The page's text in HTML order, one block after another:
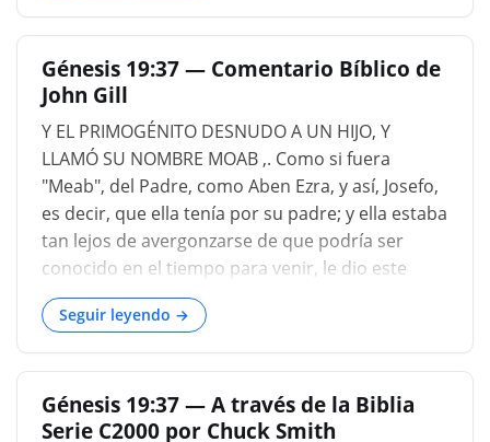
es por la pseudocrítica relacionada con Génesis
17:27 (Ilgen, Tuch, Block); pero "una mayor
brusquedad de estilo y un modo de composición
más fragmentario" que esto indicarían que "no
se podría imaginar fácilmente" (Kalisch). El
cambio en el nombre divino se explica
suficientemente por la suposición de que la
destrucción de las ciudades de la llanura no fue
vista por el escritor en este momento en relación
con el pacto e intercesión a
Génesis 19:37 — Comentario Bíblico de
John Gill
Y EL PRIMOGÉNITO DESNUDO A UN HIJO, Y
LLAMÓ SU NOMBRE MOAB ,. Como si fuera
"Meab", del Padre, como Aben Ezra, y así, Josefo,
es decir, que ella tenía por su padre; y ella estaba
tan lejos de avergonzarse de que podría ser
conocido en el tiempo para venir, le dio este
nombre. Hillerus w hace que sea un compuesto
de אב y מובא, y para significar "entrar", o "mentir
con un padre", que aún más notoriamente
apunta a su propia acción. Drusius tiene otra
derivación de la palabra, al menos lo propone, y
lo hace "Aqua Patris"; "MO" en el lenguaje egipcio
Seguir leyendo →
Génesis 19:37 — A través de la Biblia
Serie C2000 por Chuck Smith